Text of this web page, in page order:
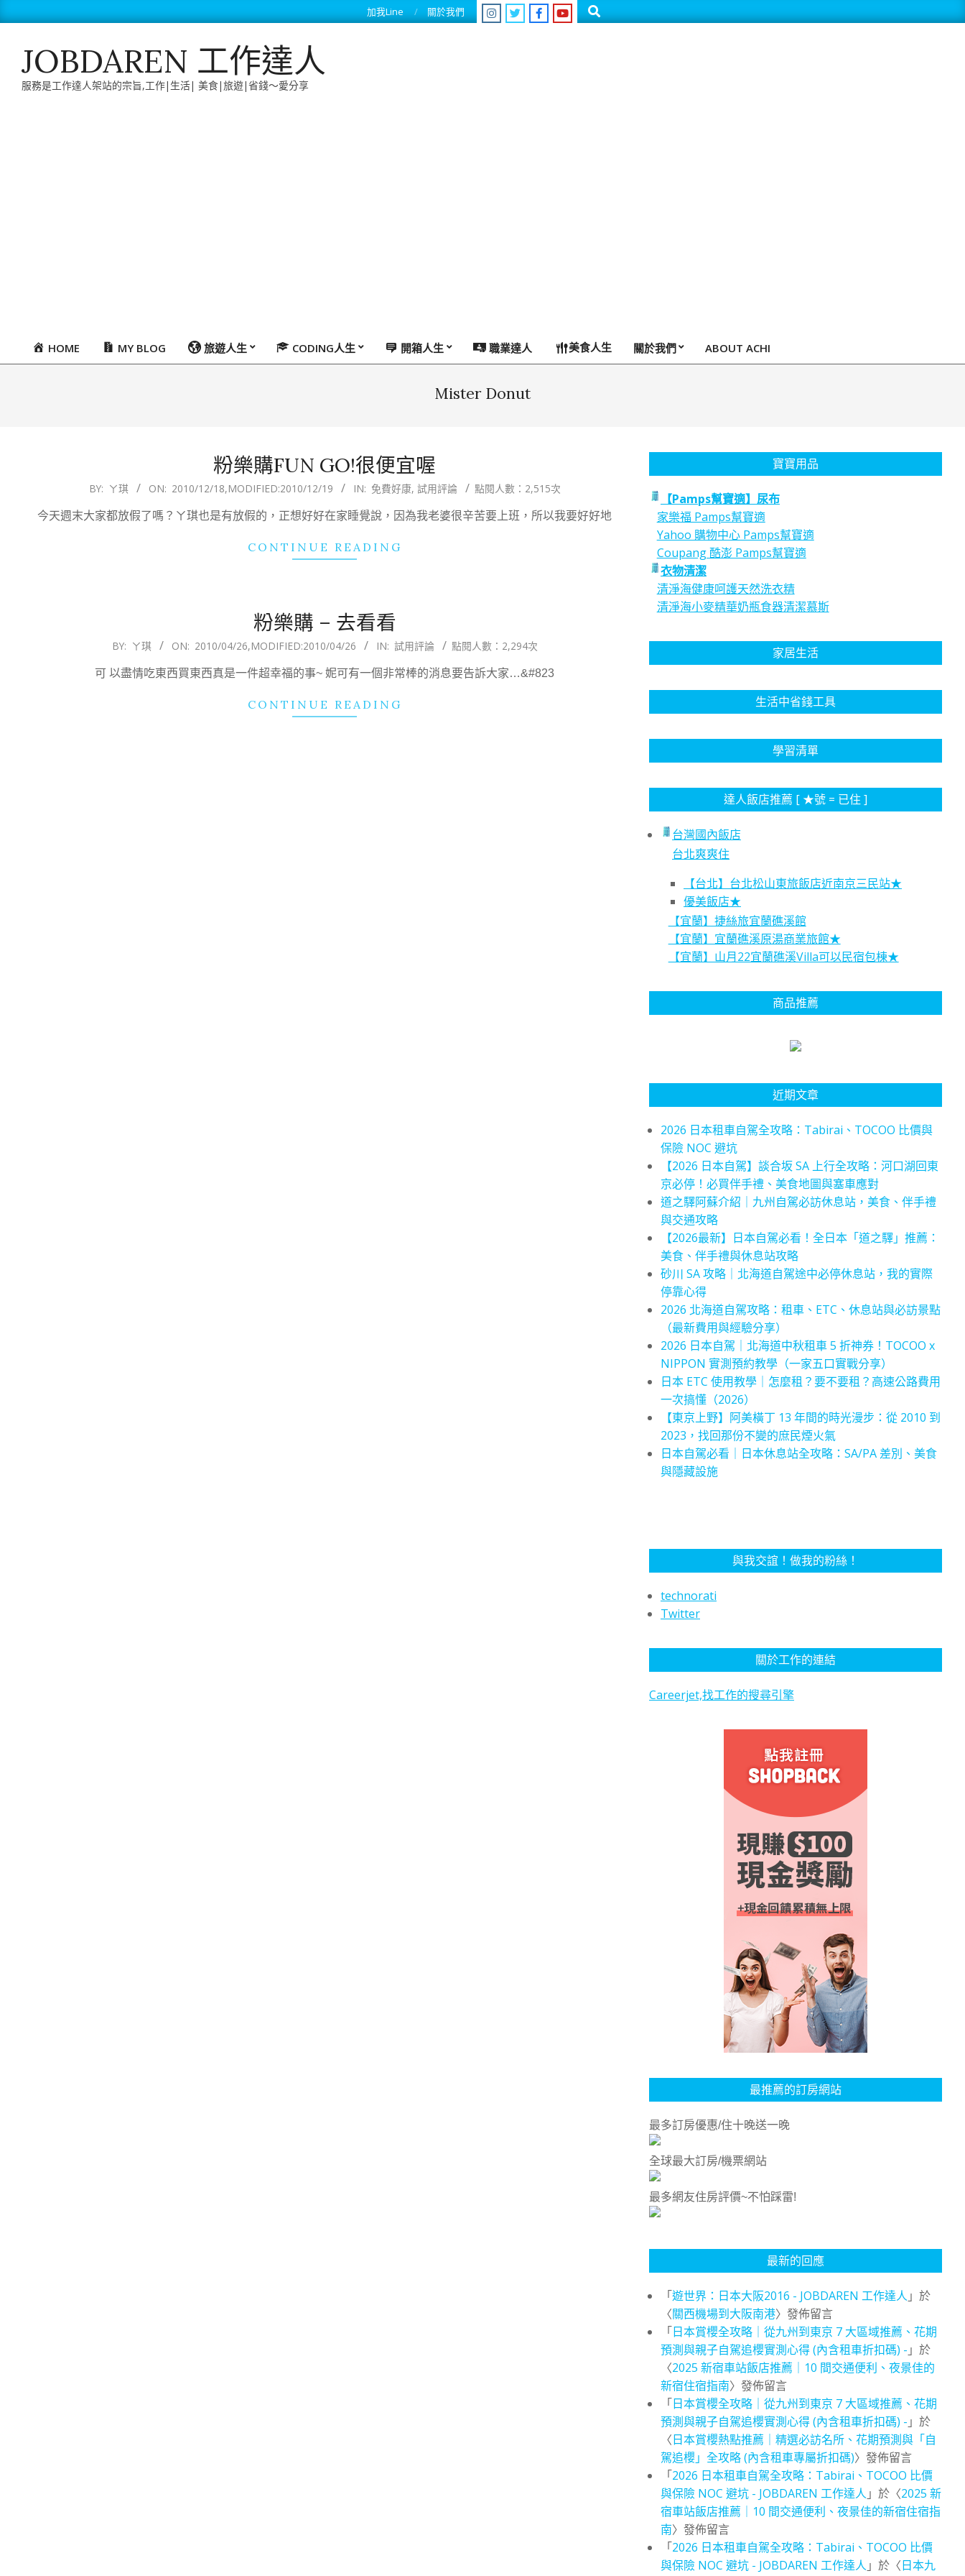
to
加我Line 關於我們 Search
JOBDAREN 工作達人
服務是工作達人架站的宗旨,工作|生活| 美食|旅遊|省錢～愛分享
PrimaryHOME MY BLOG 旅遊人生 CODING人生 開箱人生 職業達人 美食人生 關於我們 ABOUT ACHI
Mister Donut
粉樂購FUN GO!很便宜喔
18
BY: ㄚ琪 ON: 2010/12/18,MODIFIED:2010/12/19 IN: 免費好康, 試用評論 點閱人數：2,515次
今天週末大家都放假了嗎？ㄚ琪也是有放假的，正想好好在家睡覺說，因為我老婆很辛苦要上班，所以我要好好地
CONTINUE READING
粉樂購 – 去看看
BY: ㄚ琪 ON: 2010/04/26,MODIFIED:2010/04/26 IN: 試用評論 點閱人數：2,294次
可 以盡情吃東西買東西真是一件超幸福的事~ 妮可有一個非常棒的消息要告訴大家…&#823
CONTINUE READING
寶寶用品
【Pamps幫寶適】尿布
家樂福 Pamps幫寶適
Yahoo 購物中心 Pamps幫寶適
Coupang 酷澎 Pamps幫寶適
衣物清潔
清淨海健康呵護天然洗衣精
清淨海小麥精華奶瓶食器清潔慕斯
家居生活
生活中省錢工具
學習清單
達人飯店推薦 [ ★號 = 已住 ]
台灣國內飯店
台北爽爽住
【台北】台北松山東旅飯店近南京三民站★
優美飯店★
【宜蘭】捷絲旅宜蘭礁溪館
【宜蘭】宜蘭礁溪原湯商業旅館★
【宜蘭】山月22宜蘭礁溪Villa可以民宿包棟★
商品推薦
近期文章
2026 日本租車自駕全攻略：Tabirai、TOCOO 比價與
保險 NOC 避坑
【2026 日本自駕】談合坂 SA 上行全攻略：河口湖回東
京必停！必買伴手禮、美食地圖與塞車應對
道之驛阿蘇介紹｜九州自駕必訪休息站，美食、伴手禮
與交通攻略
【2026最新】日本自駕必看！全日本「道之驛」推薦：
美食、伴手禮與休息站攻略
砂川 SA 攻略｜北海道自駕途中必停休息站，我的實際
停靠心得
2026 北海道自駕攻略：租車、ETC、休息站與必訪景點
（最新費用與經驗分享）
2026 日本自駕｜北海道中秋租車 5 折神券！TOCOO x
NIPPON 實測預約教學（一家五口實戰分享）
日本 ETC 使用教學｜怎麼租？要不要租？高速公路費用
一次搞懂（2026）
【東京上野】阿美橫丁 13 年間的時光漫步：從 2010 到
2023，找回那份不變的庶民煙火氣
日本自駕必看｜日本休息站全攻略：SA/PA 差別、美食
與隱藏設施
與我交誼！做我的粉絲！
technorati
Twitter
關於工作的連結
Careerjet,找工作的搜尋引擎
最推薦的訂房網站
最多訂房優惠/住十晚送一晚
全球最大訂房/機票網站
最多網友住房評價~不怕踩雷!
最新的回應
「遊世界：日本大阪2016 - JOBDAREN 工作達人 」於
〈關西機場到大阪南港〉發佈留言
「日本賞櫻全攻略｜從九州到東京 7 大區域推薦、花期
預測與親子自駕追櫻實測心得 (內含租車折扣碼) - 」於
〈2025 新宿車站飯店推薦｜10 間交通便利、夜景佳的
新宿住宿指南〉發佈留言
「日本賞櫻全攻略｜從九州到東京 7 大區域推薦、花期
預測與親子自駕追櫻實測心得 (內含租車折扣碼) - 」於
〈日本賞櫻熱點推薦｜精選必訪名所、花期預測與「自
駕追櫻」全攻略 (內含租車專屬折扣碼)〉發佈留言
「2026 日本租車自駕全攻略：Tabirai、TOCOO 比價
與保險 NOC 避坑 - JOBDAREN 工作達人 」於〈2025 新
宿車站飯店推薦｜10 間交通便利、夜景佳的新宿住宿指
南〉發佈留言
「2026 日本租車自駕全攻略：Tabirai、TOCOO 比價
與保險 NOC 避坑 - JOBDAREN 工作達人 」於〈日本九